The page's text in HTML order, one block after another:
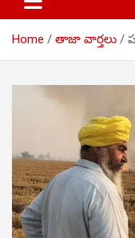
Home తాజా వార్తలు